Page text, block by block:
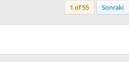
l
1 of 55 Sonraki